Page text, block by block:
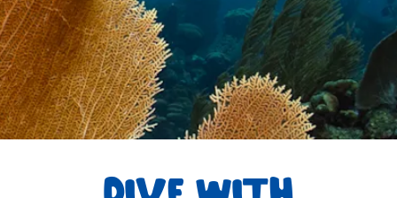
Terra
de
outros
Esportes
e
Golfe
Excursões
DIVE WITH